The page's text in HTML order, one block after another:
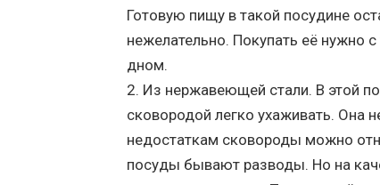
Готовую пищу в такой посудине
нежелательно. Покупать её нужно
дном.
Из нержавеющей стали. В этой
сковородой легко ухаживать. Она
недостаткам сковороды можно
посуды бывают разводы. Но на